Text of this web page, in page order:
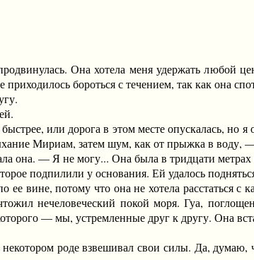
Она хотела меня удержать любой
бороться с течением, так как она
или дорога в этом месте опускалась, но
Мириам, затем шум, как от прыжка в воду, —
— Я не могу... Она была в тридцати метрах
подпилили у основания. Ей удалось
ее вине, потому что она не хотела расстаться
нечеловеческий покой моря. Гуа,
— мы, устремленные друг к другу. Она
роде взвешивал свои силы. Да, думаю,